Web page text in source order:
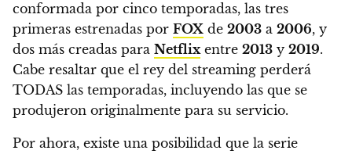
conformada por cinco temporadas, las tres
primeras estrenadas por FOX de 2003 a 2006, y
dos más creadas para Netflixentre 2013 y 2019.
Cabe resaltar que el rey del streaming perderá
TODAS las temporadas, incluyendo las que se
produjeron originalmente para su servicio.
Por ahora, existe una posibilidad que la serie